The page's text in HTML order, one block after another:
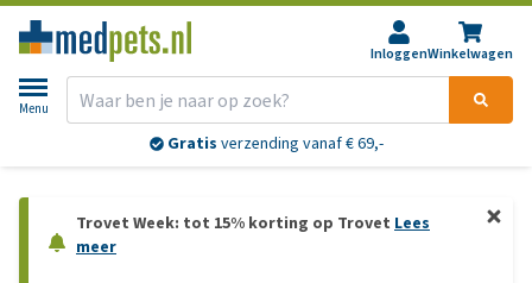
InloggenWinkelwagen
Menu
Gratis verzending vanaf € 69,-
Trovet Week: tot 15% korting op Trovet Lees
meer